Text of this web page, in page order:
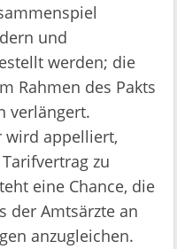
und
werden; die
Rahmen des Pakts
verlängert.
wird appelliert,
zu
eine Chance, die
der Amtsärzte an
anzugleichen.